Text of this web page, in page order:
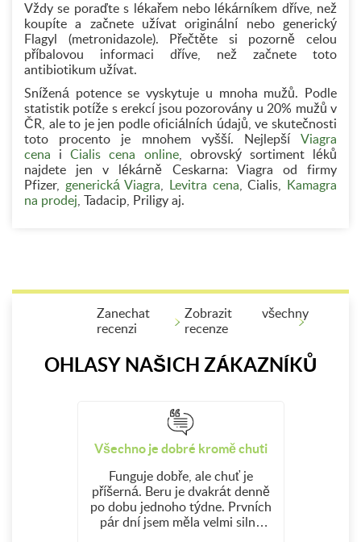
Vždy se poraďte s lékařem nebo lékárníkem dříve, než
koupíte a začnete užívat originální nebo generický
Flagyl (metronidazole). Přečtěte si pozorně celou
příbalovou informaci dříve, než začnete toto
antibiotikum užívat.
Snížená potence se vyskytuje u mnoha mužů. Podle
statistik potíže s erekcí jsou pozorovány u 20% mužů v
ČR, ale to je jen podle oficiálních údajů, ve skutečnosti
toto procento je mnohem vyšší. Nejlepší Viagra
cena iCialis cena online, obrovský sortiment léků
najdete jen v lékárně Ceskarna: Viagra od firmy
Pfizer, generická Viagra, Levitra cena, Cialis, Kamagra
na prodej, Tadacip, Priligy aj.
OHLASY NAŠICH ZÁKAZNÍKŮ
Zanechat
recenzi
Zobrazit všechny
recenze
Všechno je dobré kromě chuti
Funguje dobře, ale chuť je
příšerná. Beru je dvakrát denně
po dobu jednoho týdne. Prvních
pár dní jsem měla velmi silný